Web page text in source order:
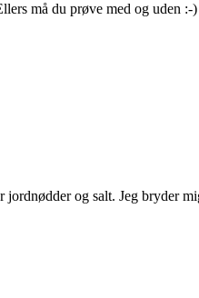
må du prøve med og uden
og salt. Jeg bryder